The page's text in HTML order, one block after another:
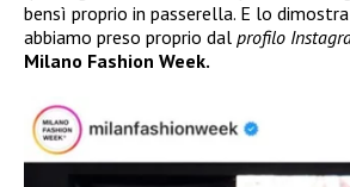
bensì proprio in passerella. E lo
abbiamo preso proprio dal profilo
Milano Fashion Week.